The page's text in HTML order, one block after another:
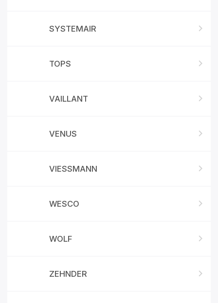
SYSTEMAIR
TOPS
VAILLANT
VENUS
VIESSMANN
WESCO
WOLF
ZEHNDER